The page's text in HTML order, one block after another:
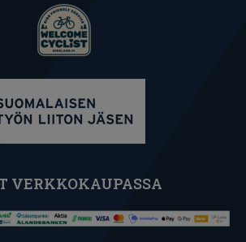
VERKKOKAUPASSA